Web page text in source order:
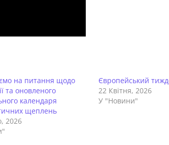
на питання щодо
та оновленого
календаря
щеплень
2026
Європейський
22 Квітня, 2026
У "Новини"